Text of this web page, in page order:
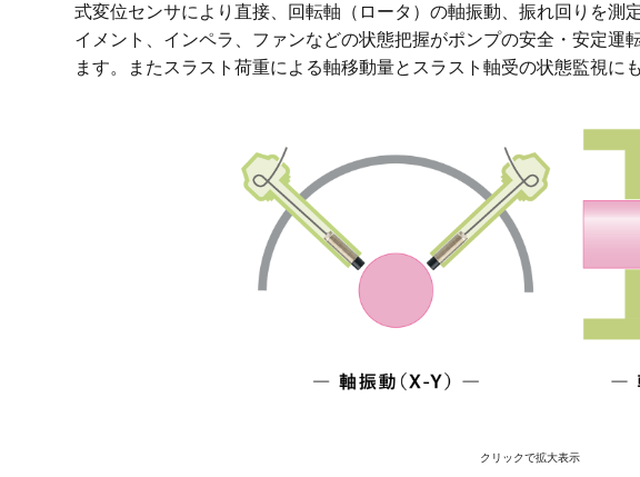
式変位センサにより直接、回転軸（ロータ）の軸振動、振れ回りを測
イメント、インペラ、ファンなどの状態把握がポンプの安全・安定運
ます。またスラスト荷重による軸移動量とスラスト軸受の状態監視に
クリックで拡大表示